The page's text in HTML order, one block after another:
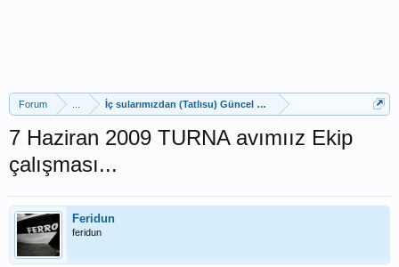
Forum İç sularımızdan (Tatlısu) Güncel Av Raporları
7 Haziran 2009 TURNA avımıız Ekip
çalışması...
Feridun
feridun